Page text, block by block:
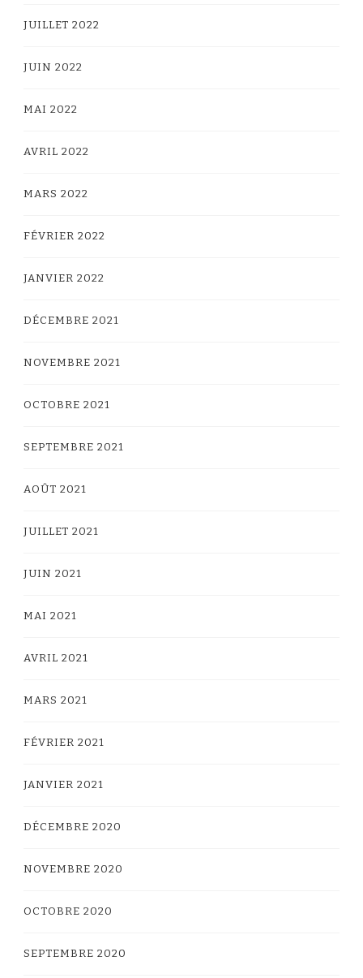
JUILLET 2022
JUIN 2022
MAI 2022
AVRIL 2022
MARS 2022
FÉVRIER 2022
JANVIER 2022
DÉCEMBRE 2021
NOVEMBRE 2021
OCTOBRE 2021
SEPTEMBRE 2021
AOÛT 2021
JUILLET 2021
JUIN 2021
MAI 2021
AVRIL 2021
MARS 2021
FÉVRIER 2021
JANVIER 2021
DÉCEMBRE 2020
NOVEMBRE 2020
OCTOBRE 2020
SEPTEMBRE 2020